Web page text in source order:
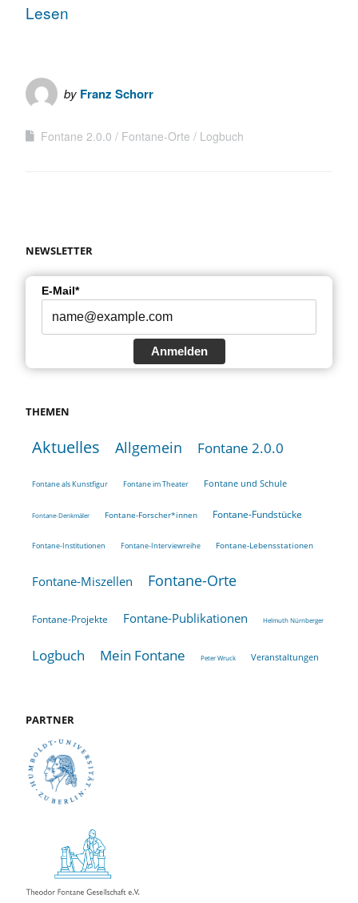
Lesen
by Franz Schorr
Fontane 2.0.0 Fontane-Orte Logbuch
NEWSLETTER
E-Mail*
Anmelden
THEMEN
Aktuelles Allgemein Fontane 2.0.0
Fontane als Kunstfigur Fontane im Theater Fontane und Schule
Fontane-Denkmäler Fontane-Forscher*innen Fontane-Fundstücke
Fontane-Institutionen Fontane-Interviewreihe Fontane-Lebensstationen
Fontane-Miszellen Fontane-Orte
Fontane-Projekte Fontane-Publikationen Helmuth Nürnberger
Logbuch Mein Fontane Peter Wruck Veranstaltungen
PARTNER